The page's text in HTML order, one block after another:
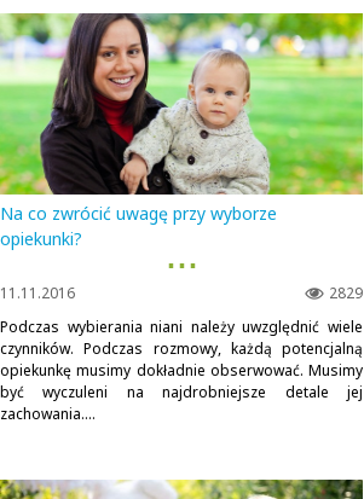
Na co zwrócić uwagę przy wyborze
opiekunki?
▪ ▪ ▪
2829
11.11.2016
Podczas wybierania niani należy uwzględnić wiele
czynników. Podczas rozmowy, każdą potencjalną
opiekunkę musimy dokładnie obserwować. Musimy
być wyczuleni na najdrobniejsze detale jej
zachowania....